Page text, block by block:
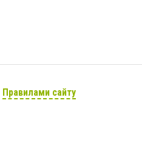
Правилами сайту